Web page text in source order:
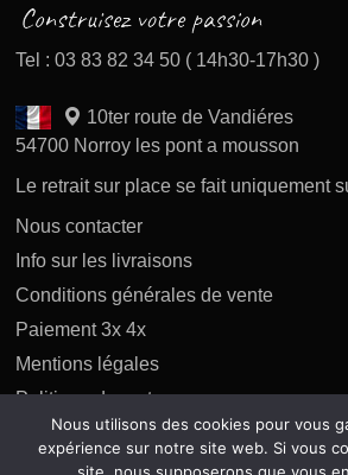
Tel : 03 83 82 34 50 ( 14h30-17h30 )
10ter route de Vandiéres
54700 Norroy les pont a mousson
Le retrait sur place se fait uniquement
Nous contacter
Info sur les livraisons
Conditions générales de vente
Paiement 3x 4x
Mentions légales
Politique des retours
Politique de confidentialité
Nous utilisons des cookies pour vous
expérience sur notre site web. Si vous